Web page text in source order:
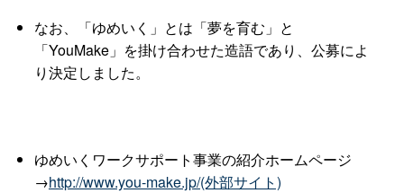
なお、「ゆめいく」とは「夢を育む」と
「YouMake」を掛け合わせた造語であり、公募によ
り決定しました。
ゆめいくワークサポート事業の紹介ホームページ
→http://www.you-make.jp/(外部サイト)